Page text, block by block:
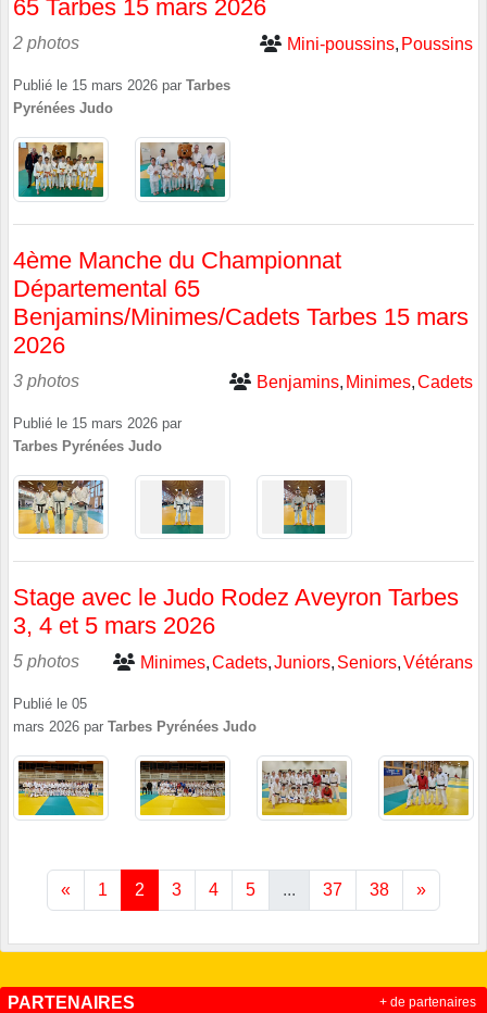
65 Tarbes 15 mars 2026
2 photos Mini-poussins Poussins
Publié le 15 mars 2026 par Tarbes
Pyrénées Judo
4ème Manche du Championnat
Départemental 65
Benjamins/Minimes/Cadets Tarbes 15 mars
2026
3 photos Benjamins Minimes Cadets
Publié le 15 mars 2026 par
Tarbes Pyrénées Judo
Stage avec le Judo Rodez Aveyron Tarbes
3, 4 et 5 mars 2026
5 photos Minimes Cadets Juniors Seniors Vétérans
Publié le 05
mars 2026 par Tarbes Pyrénées Judo
« 1 2 3 4 5 ... 37 38 »
PARTENAIRES + de partenaires